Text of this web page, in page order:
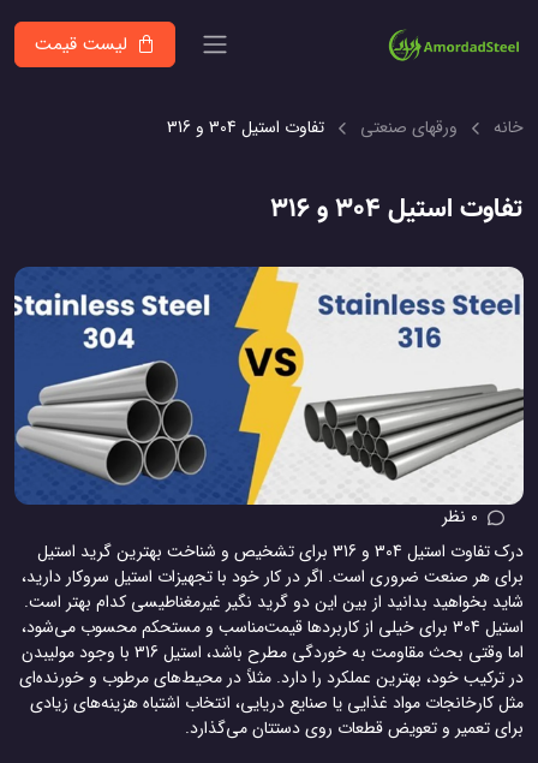
لیست قیمت
خانه ورقهای صنعتی تفاوت استیل 304 و 316
تفاوت استیل 304 و 316
0 نظر
درک تفاوت استیل 304 و 316 برای تشخیص و شناخت بهترین گرید استیل
برای هر صنعت ضروری است. اگر در کار خود با تجهیزات استیل سروکار دارید،
شاید بخواهید بدانید از بین این دو گرید نگیر غیرمغناطیسی کدام بهتر است.
استیل 304 برای خیلی از کاربردها قیمت‌مناسب و مستحکم محسوب می‌شود،
اما وقتی بحث مقاومت به خوردگی مطرح باشد، استیل 316 با وجود مولیبدن
در ترکیب خود، بهترین عملکرد را دارد. مثلاً در محیط‌های مرطوب و خورنده‌ای
مثل کارخانجات مواد غذایی یا صنایع دریایی، انتخاب اشتباه هزینه‌های زیادی
برای تعمیر و تعویض قطعات روی دستتان می‌گذارد.